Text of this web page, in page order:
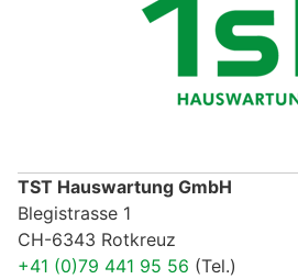
TST Hauswartung GmbH
Blegistrasse 1
CH-6343 Rotkreuz
+41 (0)79 441 95 56 (Tel.)